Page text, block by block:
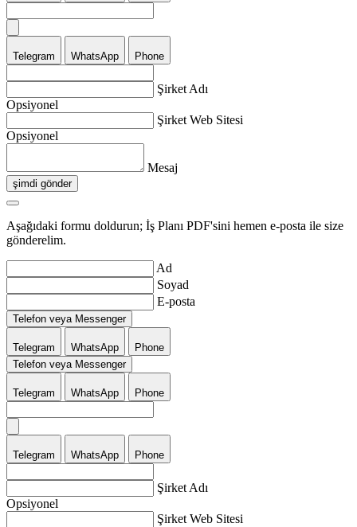
Telegram WhatsApp Phone
Şirket Adı
Opsiyonel
Şirket Web Sitesi
Opsiyonel
Mesaj
şimdi gönder
Aşağıdaki formu doldurun; İş Planı PDF'sini hemen e-posta ile size
gönderelim.
Ad
Soyad
E-posta
Telefon veya Messenger
Telegram WhatsApp
Phone
Telefon veya Messenger
Telegram WhatsApp Phone
Telegram WhatsApp Phone
Şirket Adı
Opsiyonel
Şirket Web Sitesi